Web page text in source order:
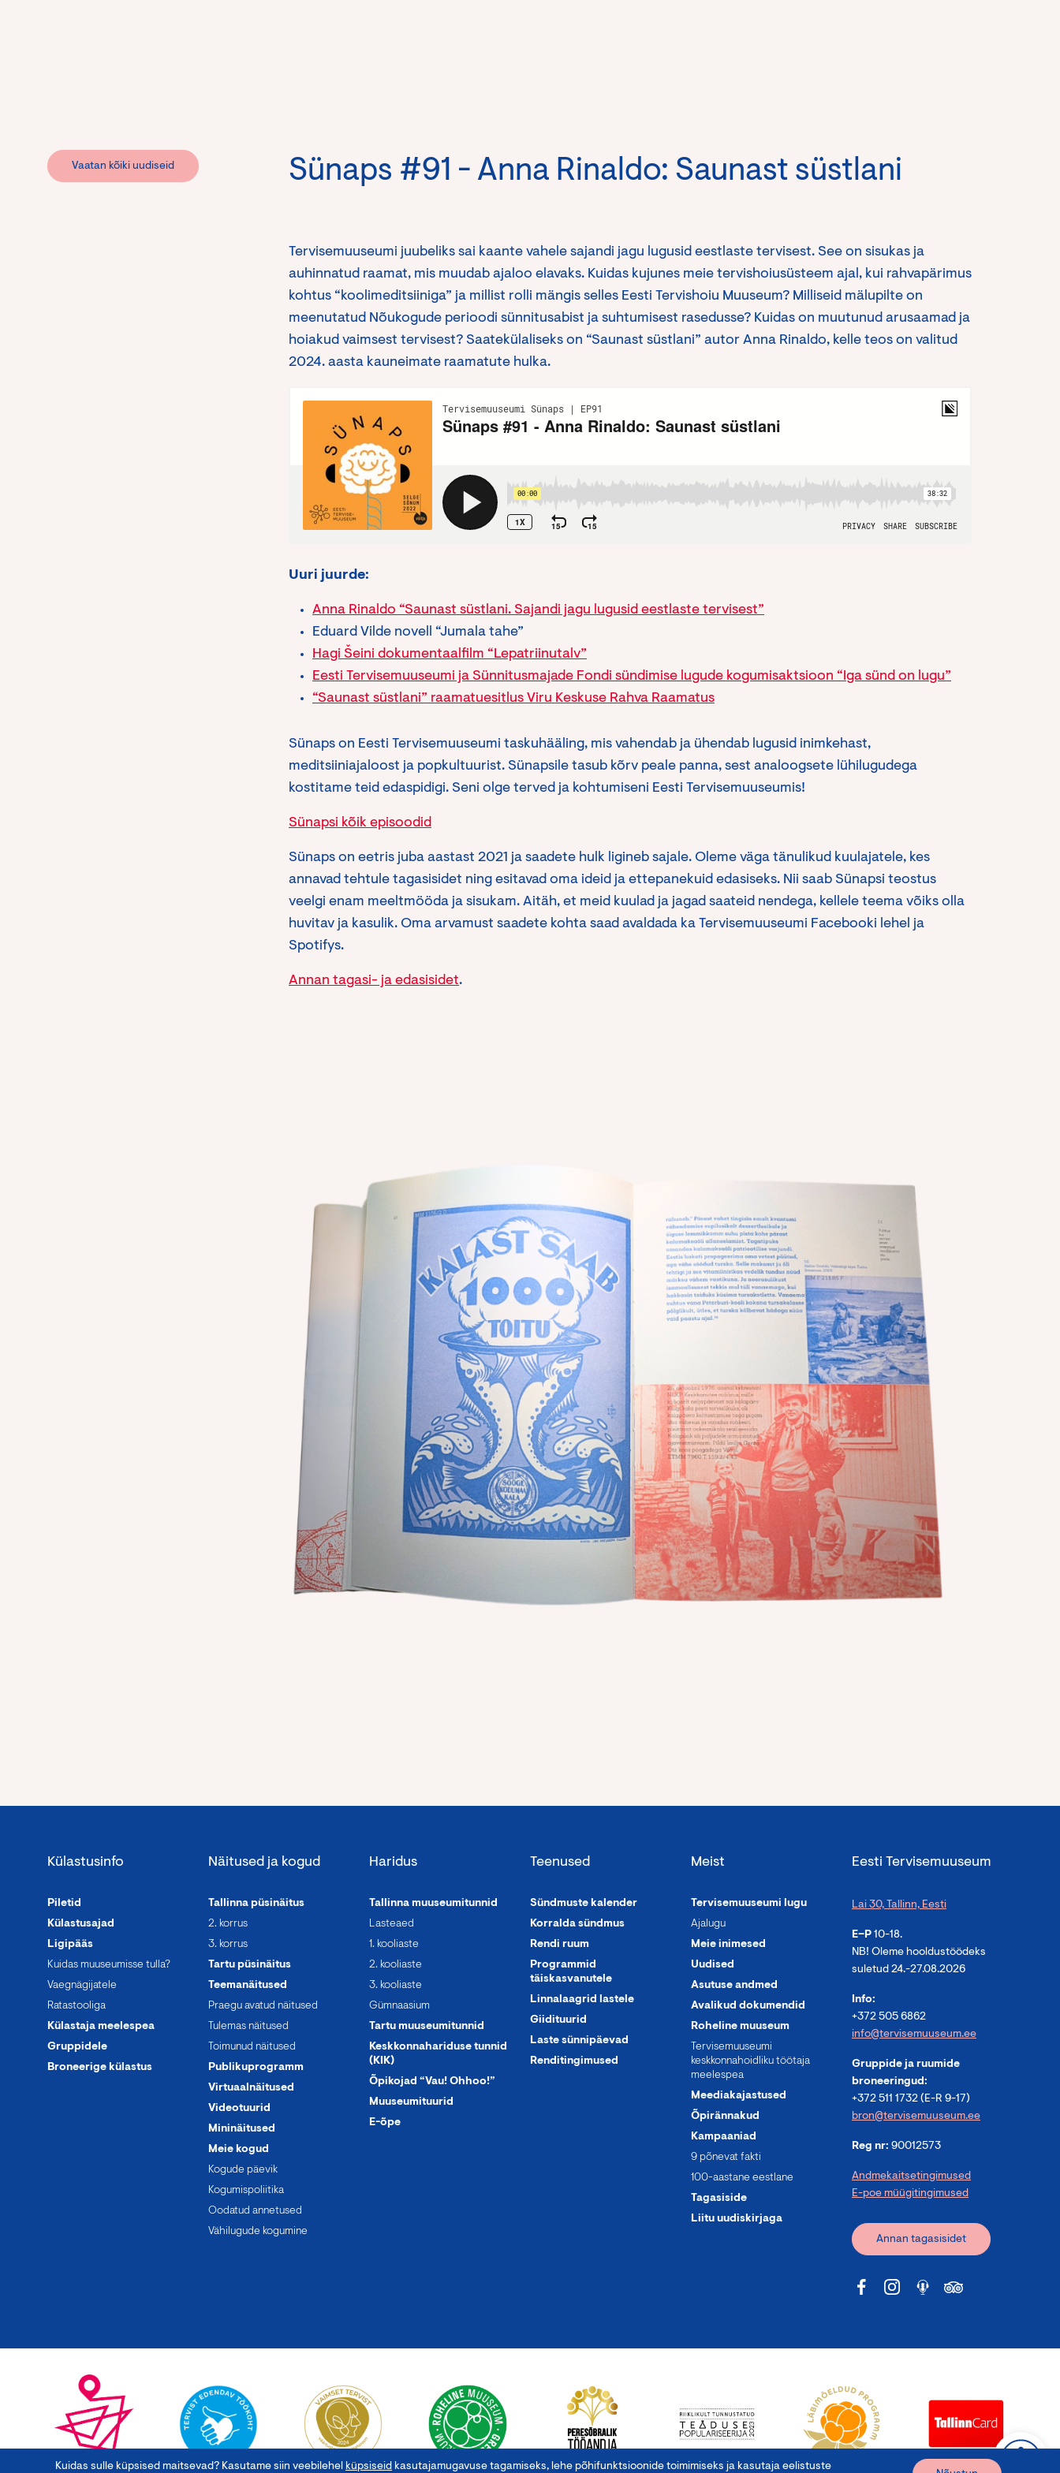
Vaatan kõiki uudiseid Sünaps #91 - Anna Rinaldo: Saunast süstlani
Tervisemuuseumi juubeliks sai kaante vahele sajandi jagu lugusid eestlaste tervisest. See on sisukas ja
auhinnatud raamat, mis muudab ajaloo elavaks. Kuidas kujunes meie tervishoiusüsteem ajal, kui rahvapärimus
kohtus “koolimeditsiiniga” ja millist rolli mängis selles Eesti Tervishoiu Muuseum? Milliseid mälupilte on
meenutatud Nõukogude perioodi sünnitusabist ja suhtumisest rasedusse? Kuidas on muutunud arusaamad ja
hoiakud vaimsest tervisest? Saatekülaliseks on “Saunast süstlani” autor Anna Rinaldo, kelle teos on valitud
2024. aasta kauneimate raamatute hulka.
Uuri juurde:
Anna Rinaldo “Saunast süstlani. Sajandi jagu lugusid eestlaste tervisest”
Eduard Vilde novell “Jumala tahe”
Hagi Šeini dokumentaalfilm “Lepatriinutalv”
Eesti Tervisemuuseumi ja Sünnitusmajade Fondi sündimise lugude kogumisaktsioon “Iga sünd on lugu”
“Saunast süstlani” raamatuesitlus Viru Keskuse Rahva Raamatus
Sünaps on Eesti Tervisemuuseumi taskuhääling, mis vahendab ja ühendab lugusid inimkehast,
meditsiiniajaloost ja popkultuurist. Sünapsile tasub kõrv peale panna, sest analoogsete lühilugudega
kostitame teid edaspidigi. Seni olge terved ja kohtumiseni Eesti Tervisemuuseumis!
Sünapsi kõik episoodid
Sünaps on eetris juba aastast 2021 ja saadete hulk ligineb sajale. Oleme väga tänulikud kuulajatele, kes
annavad tehtule tagasisidet ning esitavad oma ideid ja ettepanekuid edasiseks. Nii saab Sünapsi teostus
veelgi enam meeltmööda ja sisukam. Aitäh, et meid kuulad ja jagad saateid nendega, kellele teema võiks olla
huvitav ja kasulik. Oma arvamust saadete kohta saad avaldada ka Tervisemuuseumi Facebooki lehel ja
Spotifys.
Annan tagasi- ja edasisidet.
Külastusinfo
Piletid
Külastusajad
Ligipääs
Kuidas muuseumisse tulla?
Vaegnägijatele
Ratastooliga
Külastaja meelespea
Gruppidele
Broneerige külastus
Näitused ja kogud
Tallinna püsinäitus
2. korrus
3. korrus
Tartu püsinäitus
Teemanäitused
Praegu avatud näitused
Tulemas näitused
Toimunud näitused
Publikuprogramm
Virtuaalnäitused
Videotuurid
Mininäitused
Meie kogud
Kogude päevik
Kogumispoliitika
Oodatud annetused
Vähilugude kogumine
Haridus
Tallinna muuseumitunnid
Lasteaed
1. kooliaste
2. kooliaste
3. kooliaste
Gümnaasium
Tartu muuseumitunnid
Keskkonnahariduse tunnid
(KIK)
Õpikojad “Vau! Ohhoo!”
Muuseumituurid
E-õpe
Teenused
Sündmuste kalender
Korralda sündmus
Rendi ruum
Programmid
täiskasvanutele
Linnalaagrid lastele
Giidituurid
Laste sünnipäevad
Renditingimused
Meist
Tervisemuuseumi lugu
Ajalugu
Meie inimesed
Uudised
Asutuse andmed
Avalikud dokumendid
Roheline muuseum
Tervisemuuseumi
keskkonnahoidliku töötaja
meelespea
Meediakajastused
Õpirännakud
Kampaaniad
9 põnevat fakti
100-aastane eestlane
Tagasiside
Liitu uudiskirjaga
Eesti Tervisemuuseum
Lai 30, Tallinn, Eesti
E–P 10-18.
NB! Oleme hooldustöödeks
suletud 24.-27.08.2026
Info:
+372 505 6862
info@tervisemuuseum.ee
Gruppide ja ruumide
broneeringud:
+372 511 1732 (E-R 9-17)
bron@tervisemuuseum.ee
Reg nr: 90012573
Andmekaitsetingimused
E-poe müügitingimused
Annan tagasisidet
Kuidas sulle küpsised maitsevad? Kasutame siin veebilehel küpsiseid kasutajamugavuse tagamiseks, lehe põhifunktsioonide toimimiseks ja kasutaja eelistuste